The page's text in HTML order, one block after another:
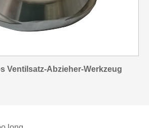
Ventilsatz-Abzieher-Werkzeug